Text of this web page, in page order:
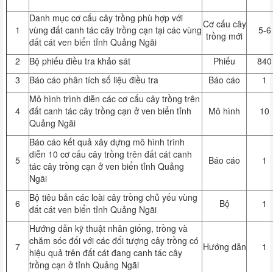
1
Danh mục cơ cấu cây trồng phù hợp với
vùng đất canh tác cây trồng cạn tại các vùng
đất cát ven biển tỉnh Quảng Ngãi
Cơ cấu cây
trồng mới
5-6
2 Bộ phiếu điều tra khảo sát Phiếu
840
3
Báo cáo phân tích số liệu điều tra Báo cáo 1
4
Mô hình trình diễn các cơ cấu cây trồng trên
đất canh tác cây trồng cạn ở ven biển tỉnh
Quảng Ngãi
Mô hình 10
5
Báo cáo kết quả xây dựng mô hình trình
diễn 10 cơ cấu cây trồng trên đất cát canh
tác cây trồng cạn ở ven biển tỉnh Quảng
Ngãi
Báo cáo 1
6
Bộ tiêu bản các loài cây trồng chủ yếu vùng
đất cát ven biển tỉnh Quảng Ngãi
Bộ 1
7
Hướng dẫn kỹ thuật nhân giống, trồng và
chăm sóc đối với các đối tượng cây trồng có
hiệu quả trên đất cát đang canh tác cây
trồng cạn ở tỉnh Quảng Ngãi
Hướng dẫn 1